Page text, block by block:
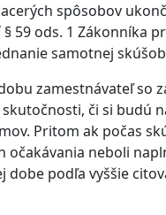
spôsobov
59 ods. 1 Zákonníka
samotnej
zamestnávateľ so
či si budú
Pritom ak počas
očakávania neboli
dobe podľa vyššie